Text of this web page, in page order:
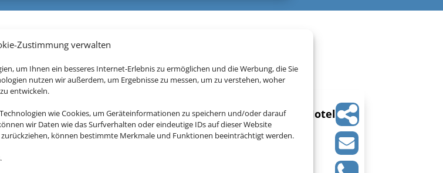
Zustimmung verwalten
um Ihnen ein besseres Internet-Erlebnis zu ermöglichen und die Werbung, die Sie
nutzen wir außerdem, um Ergebnisse zu messen, um zu verstehen, woher
entwickeln.
wie Cookies, um Geräteinformationen zu speichern und/oder darauf
wir Daten wie das Surfverhalten oder eindeutige IDs auf dieser Website
können bestimmte Merkmale und Funktionen beeinträchtigt werden.
Ihren Griechenlandurlaub
Hotel
Kreta
Albatros Spa & Resort Hotel
Chersonissos, Kreta